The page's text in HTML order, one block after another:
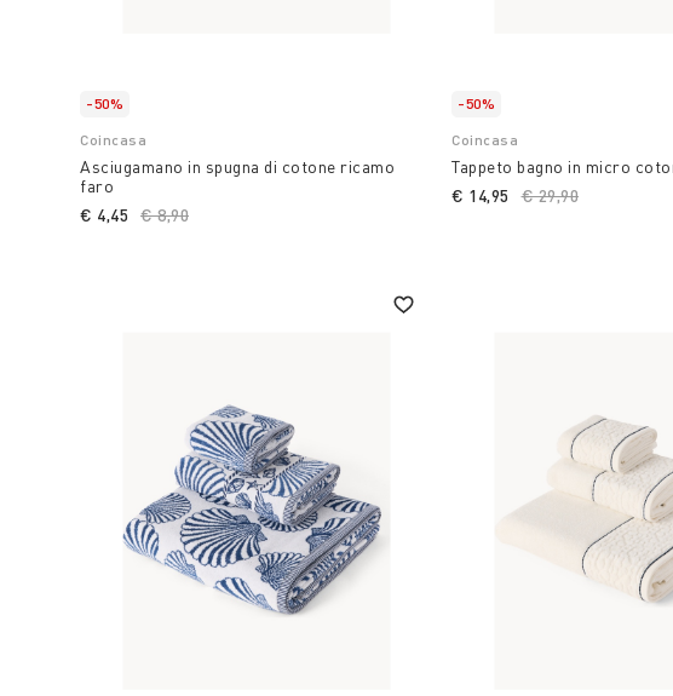
-50%
Coincasa
Asciugamano in spugna di cotone ricamo
faro
Price reduced from
€ 8,90
€ 4,45
-50%
Coincasa
Tappeto bagno in micro
Price reduced from
€ 29,90
€ 14,95